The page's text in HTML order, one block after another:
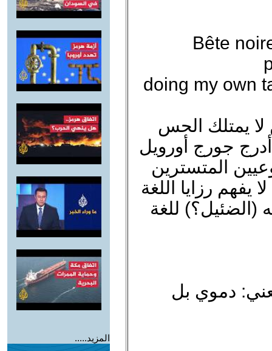
Bête
doing my own
لا يمتلك الحس
جورج أورويل
المتسترين
يفهم رزايا اللغة
(الضئيل؟) للغة
دموي بل
المزيد.....